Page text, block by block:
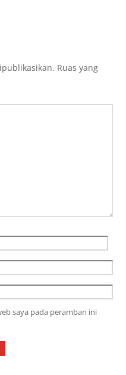
Ruas yang
saya pada peramban ini